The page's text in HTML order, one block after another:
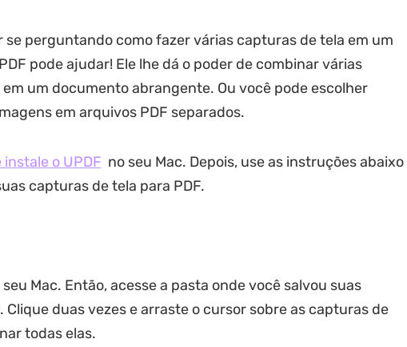
se perguntando como fazer várias capturas de tela em um
pode ajudar! Ele lhe dá o poder de combinar várias
um documento abrangente. Ou você pode escolher
em arquivos PDF separados.
instale o UPDF no seu Mac. Depois, use as instruções abaixo
capturas de tela para PDF.
seu Mac. Então, acesse a pasta onde você salvou suas
Clique duas vezes e arraste o cursor sobre as capturas de
todas elas.